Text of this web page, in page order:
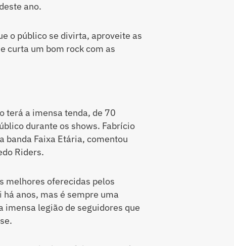
ano.
o público se divirta, aproveite as
curta um bom rock com as
terá a imensa tenda, de 70
durante os shows. Fabrício
banda Faixa Etária, comentou
Riders.
melhores oferecidas pelos
anos, mas é sempre uma
imensa legião de seguidores que